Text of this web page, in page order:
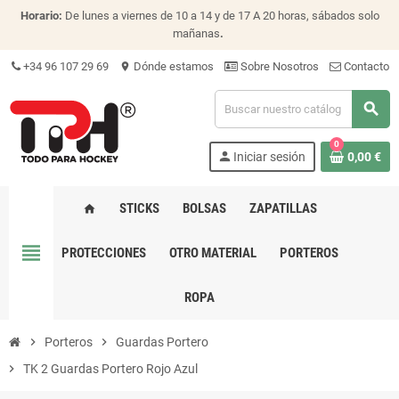
Horario: De lunes a viernes de 10 a 14 y de 17 A 20 horas, sábados solo
mañanas.
+34 96 107 29 69 location_on Dónde estamos Sobre Nosotros Contacto
search
person Iniciar sesión
0
0,00 €
view_headline
home STICKS BOLSAS ZAPATILLAS
PROTECCIONES OTRO MATERIAL PORTEROS
ROPA
chevron_right Porteros chevron_right
Guardas Portero
chevron_right
TK 2 Guardas Portero Rojo Azul